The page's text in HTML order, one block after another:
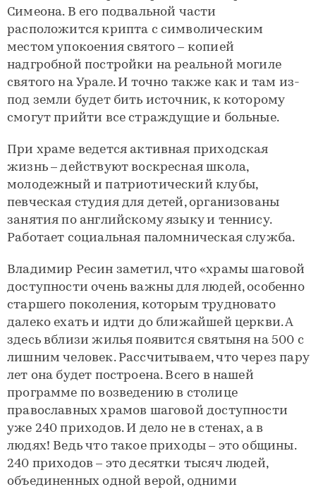
Симеона. В его подвальной части
расположится крипта с символическим
местом упокоения святого – копией
надгробной постройки на реальной могиле
святого на Урале. И точно также как и там из-
под земли будет бить источник, к которому
смогут прийти все страждущие и больные.
При храме ведется активная приходская
жизнь – действуют воскресная школа,
молодежный и патриотический клубы,
певческая студия для детей, организованы
занятия по английскому языку и теннису.
Работает социальная паломническая служба.
Владимир Ресин заметил, что «храмы шаговой
доступности очень важны для людей, особенно
старшего поколения, которым трудновато
далеко ехать и идти до ближайшей церкви. А
здесь вблизи жилья появится святыня на 500 с
лишним человек. Рассчитываем, что через пару
лет она будет построена. Всего в нашей
программе по возведению в столице
православных храмов шаговой доступности
уже 240 приходов. И дело не в стенах, а в
людях! Ведь что такое приходы – это общины.
240 приходов – это десятки тысяч людей,
объединенных одной верой, одними